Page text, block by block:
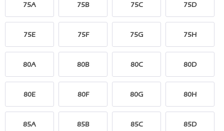
75A 75B 75C 75D
75E 75F 75G 75H
80A 80B 80C 80D
80E 80F 80G 80H
85A 85B 85C 85D